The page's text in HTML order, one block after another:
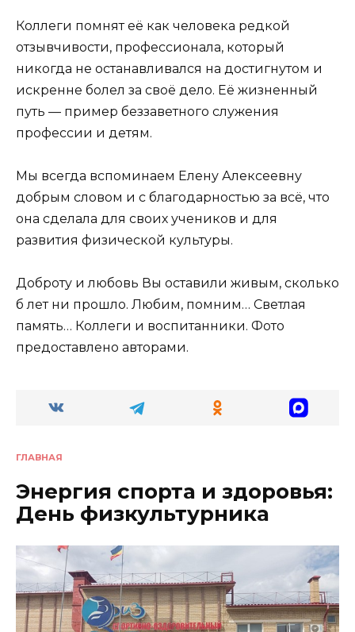
Коллеги помнят её как человека редкой
отзывчивости, профессионала, который
никогда не останавливался на достигнутом и
искренне болел за своё дело. Её жизненный
путь — пример беззаветного служения
профессии и детям.
Мы всегда вспоминаем Елену Алексеевну
добрым словом и с благодарностью за всё, что
она сделала для своих учеников и для
развития физической культуры.
Доброту и любовь Вы оставили живым, сколько
б лет ни прошло. Любим, помним… Светлая
память… Коллеги и воспитанники. Фото
предоставлено авторами.
ГЛАВНАЯ
Энергия спорта и здоровья:
День физкультурника